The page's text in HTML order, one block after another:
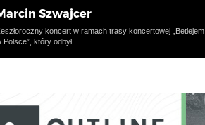
Szwajcer
koncert w ramach trasy koncertowej „Betlejem
Polsce”, który odbył…